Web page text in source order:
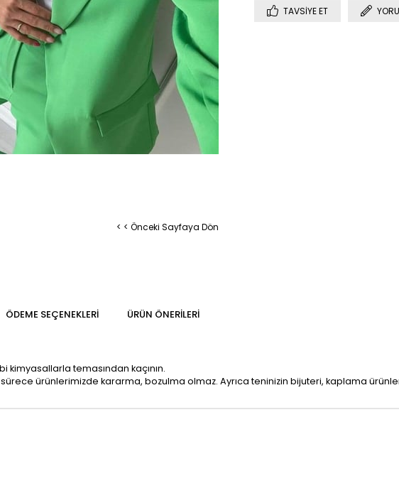
< < Önceki Sayfaya Dön
TAVSIYE ET
ÖDEME SEÇENEKLERI ÜRÜN ÖNERILERI
kimyasallarla temasından kaçının.
ürünlerimizde kararma, bozulma olmaz. Ayrıca teninizin bijuteri, kaplama